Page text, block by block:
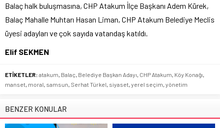
Balaç halk buluşmasına, CHP Atakum İlçe Başkanı Adem Kürek,
Balaç Mahalle Muhtarı Hasan Liman, CHP Atakum Belediye Meclis
üyesi adayları ve çok sayıda vatandaş katıldı.
Elif SEKMEN
ETİKETLER: atakum Balaç Belediye Başkan Adayı CHP Atakum Köy Konağı
manset moral samsun Serhat Türkel siyaset yerel seçim yönetim
BENZER KONULAR